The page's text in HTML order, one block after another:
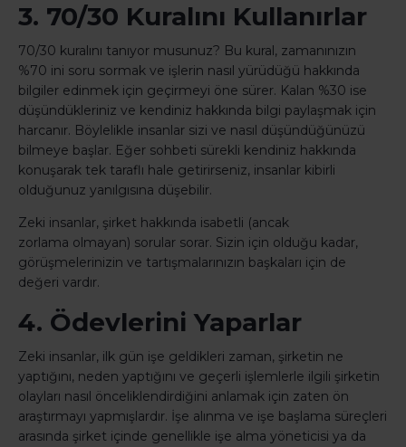
3. 70/30 Kuralını Kullanırlar
70/30 kuralını tanıyor musunuz? Bu kural, zamanınızın
%70 ini soru sormak ve işlerin nasıl yürüdüğü hakkında
bilgiler edinmek için geçirmeyi öne sürer. Kalan %30 ise
düşündükleriniz ve kendiniz hakkında bilgi paylaşmak için
harcanır. Böylelikle insanlar sizi ve nasıl düşündüğünüzü
bilmeye başlar. Eğer sohbeti sürekli kendiniz hakkında
konuşarak tek taraflı hale getirirseniz, insanlar kibirli
olduğunuz yanılgısına düşebilir.
Zeki insanlar, şirket hakkında isabetli (ancak
zorlama olmayan) sorular sorar. Sizin için olduğu kadar,
görüşmelerinizin ve tartışmalarınızın başkaları için de
değeri vardır.
4. Ödevlerini Yaparlar
Zeki insanlar, ilk gün işe geldikleri zaman, şirketin ne
yaptığını, neden yaptığını ve geçerli işlemlerle ilgili şirketin
olayları nasıl önceliklendirdiğini anlamak için zaten ön
araştırmayı yapmışlardır. İşe alınma ve işe başlama süreçleri
arasında şirket içinde genellikle işe alma yöneticisi ya da